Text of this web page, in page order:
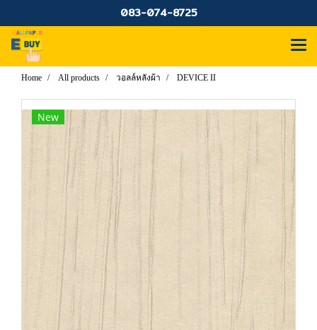
083-074-8725
Home All products วอลล์หลังผ้า DEVICE II
New